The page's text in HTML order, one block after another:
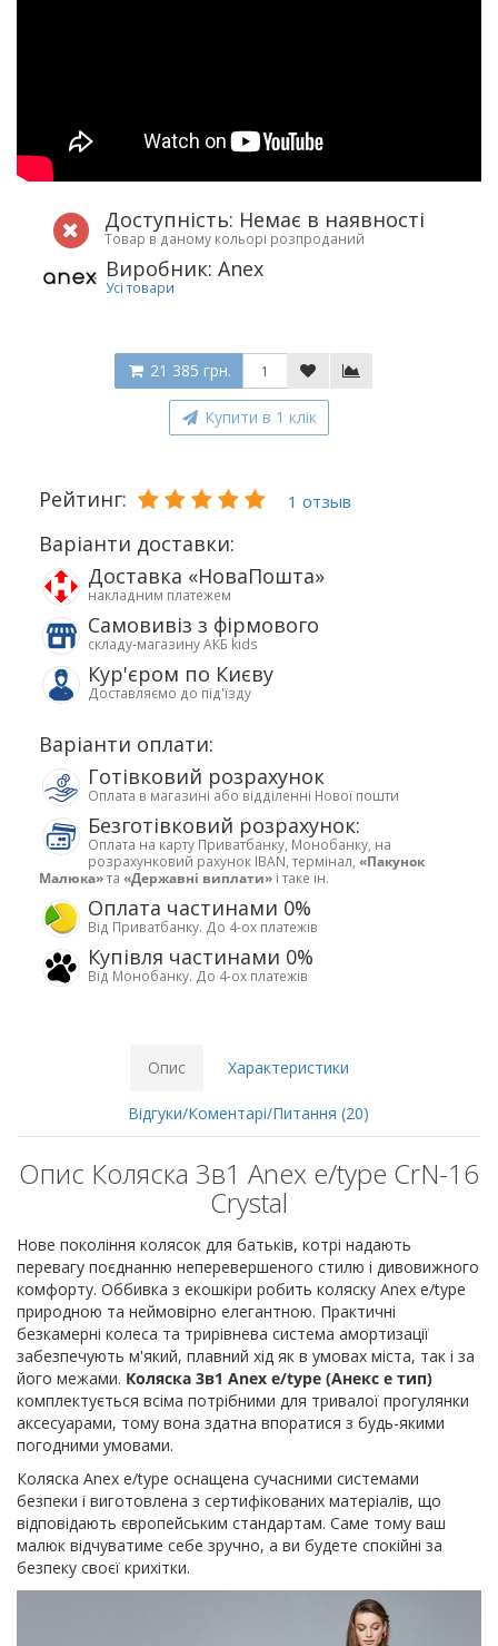
Доступність: Немає в наявності
Товар в даному кольорі розпроданий
Виробник: Anex
Усі товари
21 385 грн.
Купити в 1 клік
Рейтинг: 1 отзыв
Варіанти доставки:
Доставка «НоваПошта»
накладним платежем
Самовивіз з фірмового
складу-магазину АКБ kids
Кур'єром по Києву
Доставляємо до під'їзду
Варіанти оплати:
Готівковий розрахунок
Оплата в магазині або відділенні Нової пошти
Безготівковий розрахунок:
Оплата на карту Приватбанку, Монобанку, на
розрахунковий рахунок IBAN, термінал, «Пакунок
Малюка»та «Державні виплати» і таке ін.
Оплата частинами 0%
Від Приватбанку. До 4-ох платежів
Купівля частинами 0%
Від Монобанку. До 4-ох платежів
Опис Характеристики
Відгуки/Коментарі/Питання (20)
Опис Коляска 3в1 Anex e/type CrN-16
Crystal
Нове покоління колясок для батьків, котрі надають
перевагу поєднанню неперевершеного стилю і дивовижного
комфорту. Оббивка з екошкіри робить коляску Anex e/type
природною та неймовірно елегантною. Практичні
безкамерні колеса та трирівнева система амортизації
забезпечують м'який, плавний хід як в умовах міста, так і за
його межами. Коляска 3в1 Anex e/type (Анекс е тип)
комплектується всіма потрібними для тривалої прогулянки
аксесуарами, тому вона здатна впоратися з будь-якими
погодними умовами.
Коляска Anex e/type оснащена сучасними системами
безпеки і виготовлена з сертифікованих матеріалів, що
відповідають європейським стандартам. Саме тому ваш
малюк відчуватиме себе зручно, а ви будете спокійні за
безпеку своєї крихітки.